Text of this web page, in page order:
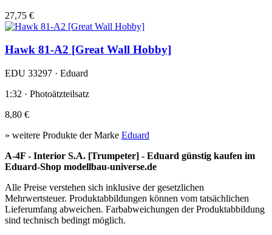
27,75 €
Hawk 81-A2 [Great Wall Hobby]
EDU 33297 · Eduard
1:32 · Photoätzteilsatz
8,80 €
» weitere Produkte der Marke Eduard
A-4F - Interior S.A. [Trumpeter] - Eduard günstig kaufen im
Eduard-Shop modellbau-universe.de
Alle Preise verstehen sich inklusive der gesetzlichen
Mehrwertsteuer. Produktabbildungen können vom tatsächlichen
Lieferumfang abweichen. Farbabweichungen der Produktabbildung
sind technisch bedingt möglich.